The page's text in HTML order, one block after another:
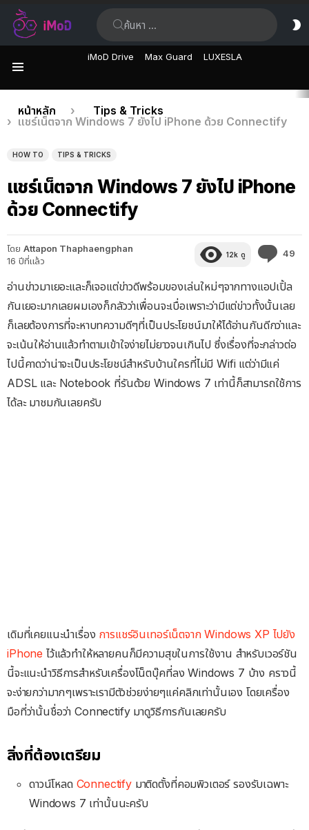
iMoD Drive Max Guard LUXESLA
เรื่อง
ล่าสุด
คุณอยู่ที่นี่:
หน้าหลัก
Tips & Tricks
แชร์เน็ตจาก Windows 7 ยังไป iPhone ด้วย Connectify
HOW TO TIPS & TRICKS
แชร์เน็ตจาก Windows 7 ยังไป iPhone
ด้วย Connectify
โดย Attapon Thaphaengphan
16 ปีที่แล้ว
12k ดู 49
อ่านข่าวมาเยอะและก็เจอแต่ข่าวดีพร้อมของเล่นใหม่ๆจากทางแอปเปิ้ล
กันเยอะมากเลยผมเองก็กลัวว่าเพื่อนจะเบื่อเพราะว่ามีแต่ข่าวทั้งนั้นเลย
ก็เลยต้องการที่จะหาบทความดีๆที่เป็นประโยชน์มาให้ได้อ่านกันดีกว่าและ
จะเน้นให้อ่านแล้วทำตามเข้าใจง่ายไม่ยาวจนเกินไป ซึ่งเรื่องที่จะกล่าวต่อ
ไปนี้คาดว่าน่าจะเป็นประโยชน์สำหรับบ้านใครที่ไม่มี Wifi แต่ว่ามีแค่
ADSL และ Notebook ที่รันด้วย Windows 7 เท่านี้ก็สามารถใช้การ
ได้ละ มาชมกันเลยครับ
เดิมที่เคยแนะนำเรื่อง การแชร์อินเทอร์เน็ตจาก Windows XP ไปยัง
iPhone ไว้แล้วทำให้หลายคนก็มีความสุขในการใช้งาน สำหรับเวอร์ชัน
นี้จะแนะนำวิธีการสำหรับเครื่องโน็ตบุ๊คที่ลง Windows 7 บ้าง คราวนี้
จะง่ายกว่ามากๆเพราะเรามีตัวช่วยง่ายๆแค่คลิกเท่านั้นเอง โดยเครื่อง
มือที่ว่านั้นชื่อว่า Connectify มาดูวิธีการกันเลยครับ
สิ่งที่ต้องเตรียม
ดาวน์โหลด Connectifyมาติดตั้งที่คอมพิวเตอร์ รองรับเฉพาะ
Windows 7 เท่านั้นนะครับ